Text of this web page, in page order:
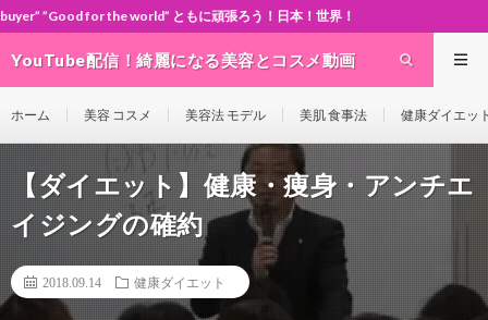
world” ともに頑張ろう！日本！世界！
YouTube配信！綺麗になる美容とコスメ動画
ホーム 美容 コスメ 美容法 モデル 美肌 食事法 健康ダイエッ
【ダイエット】健康・痩身・アンチエ
イジングの確約
2018.09.14 健康ダイエット